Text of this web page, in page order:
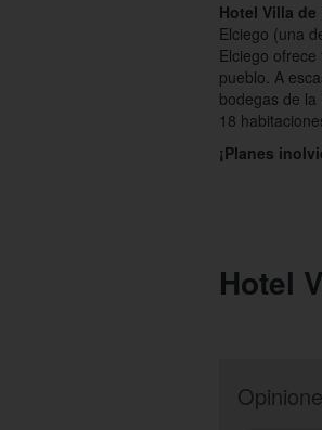
Hotel Villa de
Elciego (una
Elciego
pueblo. A
bodegas de
18
¡Planes
Hotel